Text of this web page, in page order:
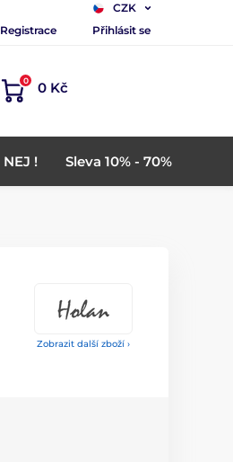
CZK
Registrace Přihlásit se
0 0 Kč
NEJ ! Sleva 10% - 70%
Zobrazit další zboží ›